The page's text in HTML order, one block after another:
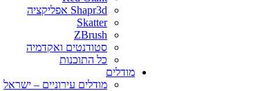
Shapr3d אפליקציה
Skatter
ZBrush
סטודנטים ואקדמיה
כל התוכנות
מודלים
מודלים עירוניים – ישראל